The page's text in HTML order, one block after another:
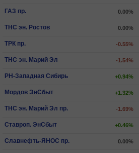
ГАЗ пр. 0.00%
ТНС эн. Ростов 0.00%
ТРК пр. -0.55%
ТНС эн. Марий Эл -1.54%
РН-Западная Сибирь +0.94%
Мордов ЭнСбыт +1.32%
ТНС эн. Марий Эл пр. -1.69%
Ставроп. ЭнСбыт +0.46%
Славнефть-ЯНОС пр. 0.00%